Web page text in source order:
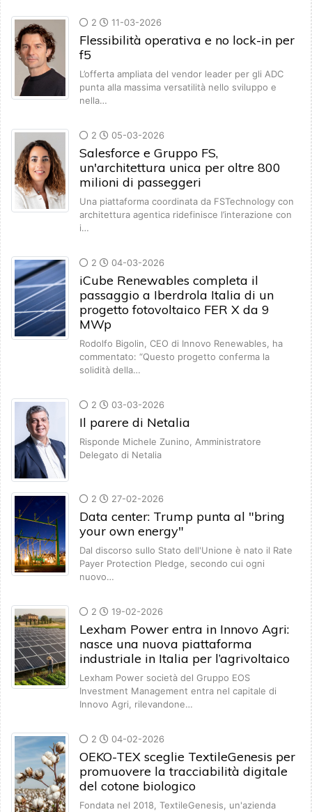
2 11-03-2026
Flessibilità operativa e no lock-in per
f5
L’offerta ampliata del vendor leader per gli ADC
punta alla massima versatilità nello sviluppo e
nella…
2 05-03-2026
Salesforce e Gruppo FS,
un'architettura unica per oltre 800
milioni di passeggeri
Una piattaforma coordinata da FSTechnology con
architettura agentica ridefinisce l’interazione con
i…
2 04-03-2026
iCube Renewables completa il
passaggio a Iberdrola Italia di un
progetto fotovoltaico FER X da 9
MWp
Rodolfo Bigolin, CEO di Innovo Renewables, ha
commentato: “Questo progetto conferma la
solidità della…
2 03-03-2026
Il parere di Netalia
Risponde Michele Zunino, Amministratore
Delegato di Netalia
2 27-02-2026
Data center: Trump punta al "bring
your own energy"
Dal discorso sullo Stato dell'Unione è nato il Rate
Payer Protection Pledge, secondo cui ogni
nuovo…
2 19-02-2026
Lexham Power entra in Innovo Agri:
nasce una nuova piattaforma
industriale in Italia per l’agrivoltaico
Lexham Power società del Gruppo EOS
Investment Management entra nel capitale di
Innovo Agri, rilevandone…
2 04-02-2026
OEKO-TEX sceglie TextileGenesis per
promuovere la tracciabilità digitale
del cotone biologico
Fondata nel 2018, TextileGenesis, un'azienda